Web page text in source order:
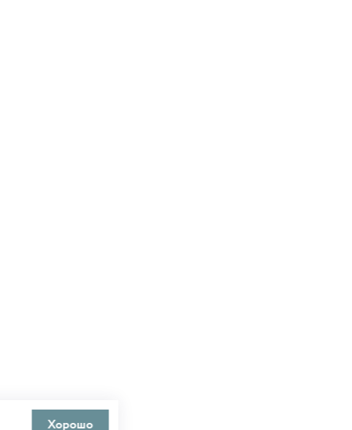
Хорошо